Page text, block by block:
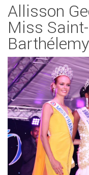
Allisson
Miss